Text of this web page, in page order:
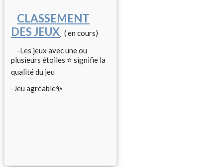
CLASSEMENT
DES JEUX ( en cours)
-Les jeux avec une ou
plusieurs étoiles ⭐ signifie la
qualité du jeu
-Jeu agréable✨